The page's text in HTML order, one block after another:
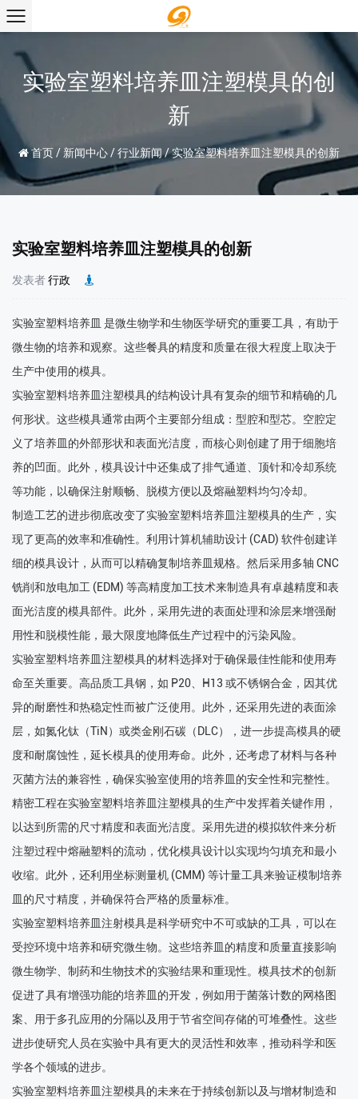
实验室塑料培养皿注塑模具的创
新
首页/ 新闻中心/行业新闻/实验室塑料培养皿注塑模具的创新
实验室塑料培养皿注塑模具的创新
发表者行政
实验室塑料培养皿 是微生物学和生物医学研究的重要工具，有助于
微生物的培养和观察。这些餐具的精度和质量在很大程度上取决于
生产中使用的模具。
实验室塑料培养皿注塑模具的结构设计具有复杂的细节和精确的几
何形状。这些模具通常由两个主要部分组成：型腔和型芯。空腔定
义了培养皿的外部形状和表面光洁度，而核心则创建了用于细胞培
养的凹面。此外，模具设计中还集成了排气通道、顶针和冷却系统
等功能，以确保注射顺畅、脱模方便以及熔融塑料均匀冷却。
制造工艺的进步彻底改变了实验室塑料培养皿注塑模具的生产，实
现了更高的效率和准确性。利用计算机辅助设计 (CAD) 软件创建详
细的模具设计，从而可以精确复制培养皿规格。然后采用多轴 CNC
铣削和放电加工 (EDM) 等高精度加工技术来制造具有卓越精度和表
面光洁度的模具部件。此外，采用先进的表面处理和涂层来增强耐
用性和脱模性能，最大限度地降低生产过程中的污染风险。
实验室塑料培养皿注塑模具的材料选择对于确保最佳性能和使用寿
命至关重要。高品质工具钢，如 P20、H13 或不锈钢合金，因其优
异的耐磨性和热稳定性而被广泛使用。此外，还采用先进的表面涂
层，如氮化钛（TiN）或类金刚石碳（DLC），进一步提高模具的硬
度和耐腐蚀性，延长模具的使用寿命。此外，还考虑了材料与各种
灭菌方法的兼容性，确保实验室使用的培养皿的安全性和完整性。
精密工程在实验室塑料培养皿注塑模具的生产中发挥着关键作用，
以达到所需的尺寸精度和表面光洁度。采用先进的模拟软件来分析
注塑过程中熔融塑料的流动，优化模具设计以实现均匀填充和最小
收缩。此外，还利用坐标测量机 (CMM) 等计量工具来验证模制培养
皿的尺寸精度，并确保符合严格的质量标准。
实验室塑料培养皿注射模具是科学研究中不可或缺的工具，可以在
受控环境中培养和研究微生物。这些培养皿的精度和质量直接影响
微生物学、制药和生物技术的实验结果和重现性。模具技术的创新
促进了具有增强功能的培养皿的开发，例如用于菌落计数的网格图
案、用于多孔应用的分隔以及用于节省空间存储的可堆叠性。这些
进步使研究人员在实验中具有更大的灵活性和效率，推动科学和医
学各个领域的进步。
实验室塑料培养皿注塑模具的未来在于持续创新以及与增材制造和